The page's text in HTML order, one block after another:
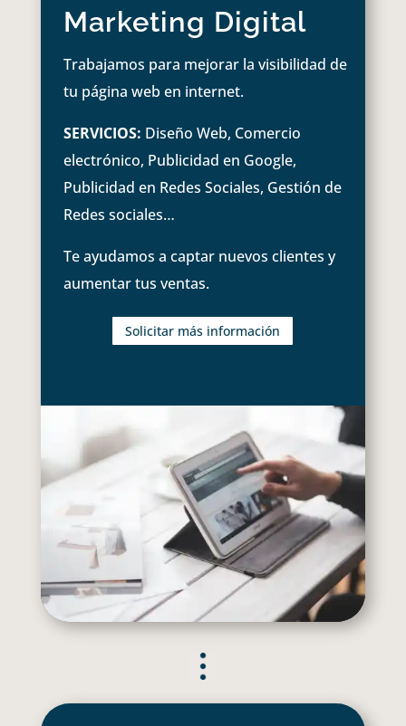
Marketing Digital
Trabajamos para mejorar la visibilidad de
tu página web en internet.
SERVICIOS: Diseño Web, Comercio
electrónico, Publicidad en Google,
Publicidad en Redes Sociales, Gestión de
Redes sociales…
Te ayudamos a captar nuevos clientes y
aumentar tus ventas.
Solicitar más información